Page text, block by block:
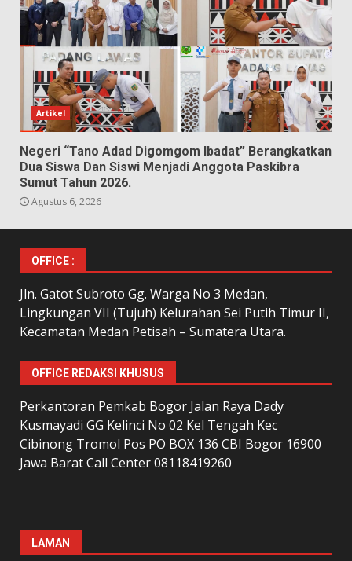
Artikel
Negeri “Tano Adad Digomgom Ibadat” Berangkatkan
Dua Siswa Dan Siswi Menjadi Anggota Paskibra
Sumut Tahun 2026.
Agustus 6, 2026
OFFICE :
Jln. Gatot Subroto Gg. Warga No 3 Medan,
Lingkungan VII (Tujuh) Kelurahan Sei Putih Timur II,
Kecamatan Medan Petisah – Sumatera Utara.
OFFICE REDAKSI KHUSUS
Perkantoran Pemkab Bogor Jalan Raya Dady
Kusmayadi GG Kelinci No 02 Kel Tengah Kec
Cibinong Tromol Pos PO BOX 136 CBI Bogor 16900
Jawa Barat Call Center 08118419260
LAMAN